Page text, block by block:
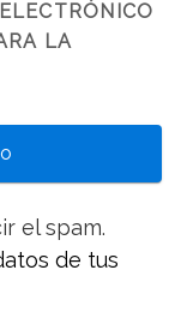
LA
el spam.
de tus